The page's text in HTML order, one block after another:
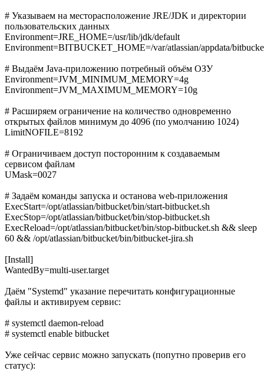
# Указываем на месторасположение JRE/JDK и директории
пользовательских данных
Environment=JRE_HOME=/usr/lib/jdk/default
Environment=BITBUCKET_HOME=/var/atlassian/appdata/
# Выдаём Java-приложению потребный объём ОЗУ
Environment=JVM_MINIMUM_MEMORY=4g
Environment=JVM_MAXIMUM_MEMORY=10g
# Расширяем ограничение на количество одновременно
открытых файлов минимум до 4096 (по умолчанию 1024)
LimitNOFILE=8192
# Ограничиваем доступ посторонним к создаваемым
сервисом файлам
UMask=0027
# Задаём команды запуска и останова web-приложения
ExecStart=/opt/atlassian/bitbucket/bin/start-bitbucket.sh
ExecStop=/opt/atlassian/bitbucket/bin/stop-bitbucket.sh
ExecReload=/opt/atlassian/bitbucket/bin/stop-bitbucket.sh && sleep
60 && /opt/atlassian/bitbucket/bin/bitbucket-jira.sh
[Install]
WantedBy=multi-user.target
Даём "Systemd" указание перечитать конфигурационные
файлы и активируем сервис:
# systemctl daemon-reload
# systemctl enable bitbucket
Уже сейчас сервис можно запускать (попутно проверив его
статус):